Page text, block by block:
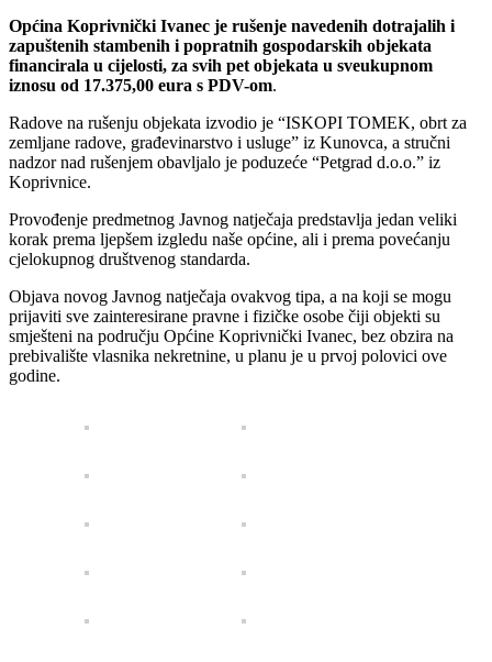
Općina Koprivnički Ivanec je rušenje navedenih dotrajalih i
zapuštenih stambenih i popratnih gospodarskih objekata
financirala u cijelosti, za svih pet objekata u sveukupnom
iznosu od 17.375,00 eura s PDV-om.
Radove na rušenju objekata izvodio je “ISKOPI TOMEK, obrt za
zemljane radove, građevinarstvo i usluge” iz Kunovca, a stručni
nadzor nad rušenjem obavljalo je poduzeće “Petgrad d.o.o.” iz
Koprivnice.
Provođenje predmetnog Javnog natječaja predstavlja jedan veliki
korak prema ljepšem izgledu naše općine, ali i prema povećanju
cjelokupnog društvenog standarda.
Objava novog Javnog natječaja ovakvog tipa, a na koji se mogu
prijaviti sve zainteresirane pravne i fizičke osobe čiji objekti su
smješteni na području Općine Koprivnički Ivanec, bez obzira na
prebivalište vlasnika nekretnine, u planu je u prvoj polovici ove
godine.